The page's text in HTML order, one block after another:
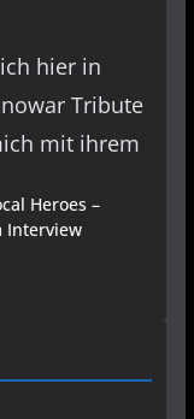
hier in
Tribute
mit ihrem
Heroes –
Interview